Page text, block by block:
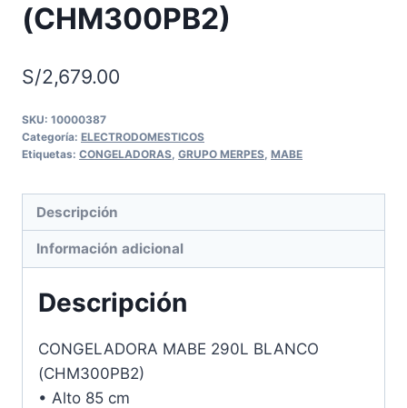
(CHM300PB2)
S/2,679.00
SKU: 10000387
Categoría: ELECTRODOMESTICOS
Etiquetas: CONGELADORAS GRUPO MERPES MABE
Descripción
Información adicional
Descripción
CONGELADORA MABE 290L BLANCO
(CHM300PB2)
• Alto 85 cm